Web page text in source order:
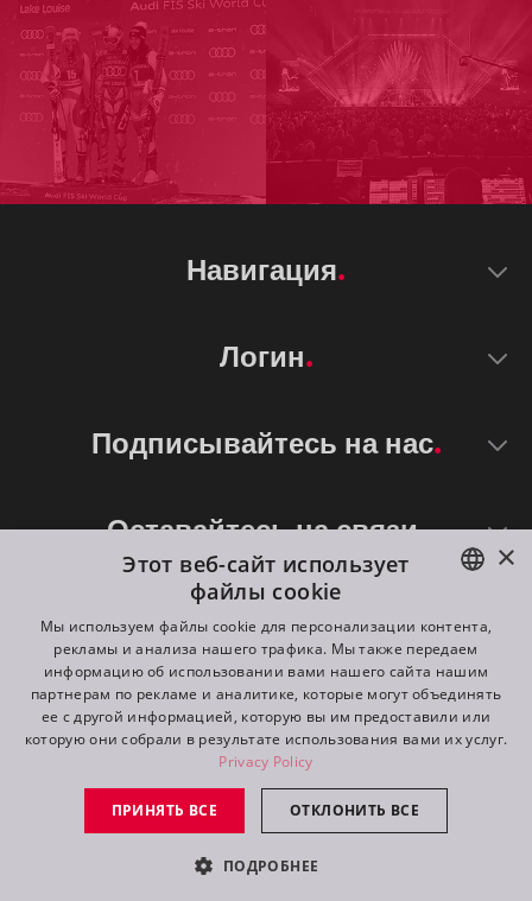
Навигация
Логин
Подписывайтесь на нас
Оставайтесь на связи
©2026 ROBE lighting s.r.o.
All rights reserved. Created by
Switch to desktop mode
ENGLISH
DE
FR
RU
×
Этот веб-сайт использует
файлы cookie
Мы используем файлы cookie для персонализации контента,
рекламы и анализа нашего трафика. Мы также передаем
информацию об использовании вами нашего сайта нашим
партнерам по рекламе и аналитике, которые могут объединять
ее с другой информацией, которую вы им предоставили или
которую они собрали в результате использования вами их услуг.
Privacy Policy
ПРИНЯТЬ ВСЕ ОТКЛОНИТЬ ВСЕ
ПОДРОБНЕЕ